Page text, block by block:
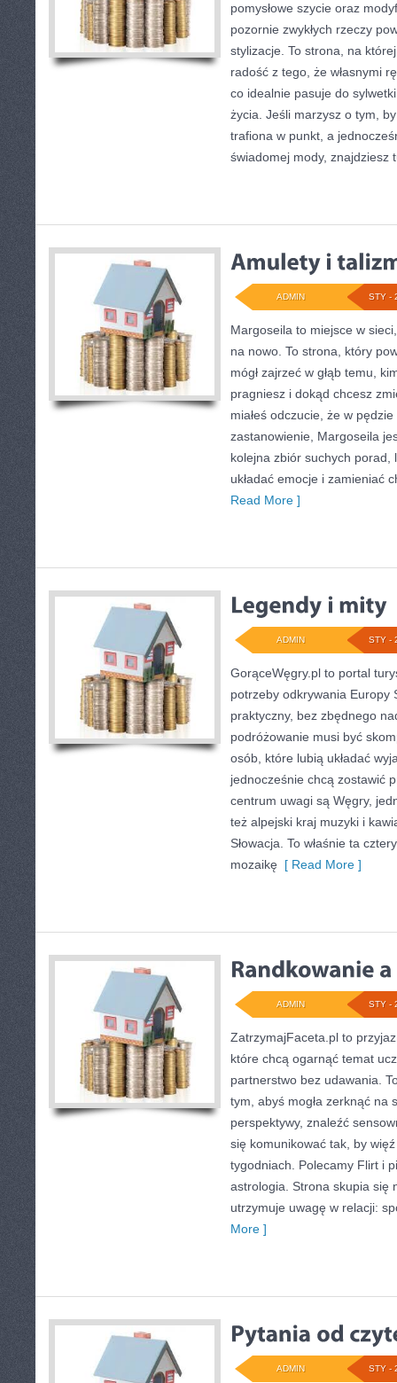
pomysłowe szycie oraz
pozornie zwykłych rzeczy
stylizacje. To strona, na
radość z tego, że własnymi
co idealnie pasuje do
życia. Jeśli marzysz o tym,
trafiona w punkt, a
świadomej mody, znajdziesz
STY -
ADMIN
Margoseila to miejsce w
na nowo. To strona, który
mógł zajrzeć w głąb temu,
pragniesz i dokąd chcesz
miałeś odczucie, że w
zastanowienie, Margoseila
kolejna zbiór suchych
układać emocje i zamieniać
Read More ]
STY -
ADMIN
GorąceWęgry.pl to portal
potrzeby odkrywania Europy
praktyczny, bez zbędnego
podróżowanie musi być
osób, które lubią układać
jednocześnie chcą zostawić
centrum uwagi są Węgry,
też alpejski kraj muzyki i
Słowacja. To właśnie ta
mozaikę [ Read More ]
STY -
ADMIN
ZatrzymajFaceta.pl to
które chcą ogarnąć temat
partnerstwo bez udawania.
tym, abyś mogła zerknąć na
perspektywy, znaleźć
się komunikować tak, by
tygodniach. Polecamy Flirt i
astrologia. Strona skupia się
utrzymuje uwagę w relacji:
More ]
STY -
ADMIN